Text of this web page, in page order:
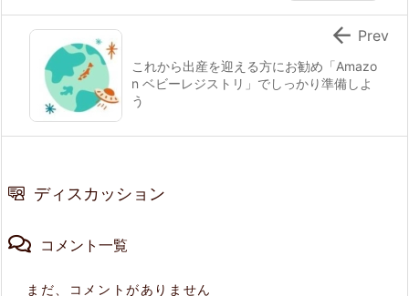
これから出産を迎える方にお勧め「Amazo
n ベビーレジストリ」でしっかり準備しよ
う
 Prev
ディスカッション
コメント一覧
まだ、コメントがありません